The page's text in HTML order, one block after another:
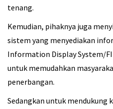
tenang.
Kemudian, pihaknya juga
sistem yang menyediakan
Information Display System/
untuk memudahkan
penerbangan.
Sedangkan untuk